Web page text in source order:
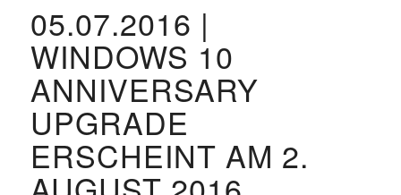
05.07.2016 |
WINDOWS 10
ANNIVERSARY
UPGRADE
ERSCHEINT AM 2.